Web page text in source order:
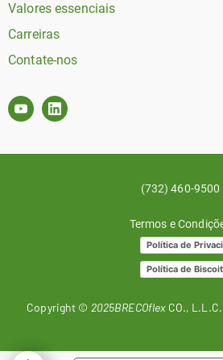
Valores essenciais
Carreiras
Contate-nos
(732) 460-9500
Termos e
Política de
Política de
Copyright © 2025BRECOflexCO.,